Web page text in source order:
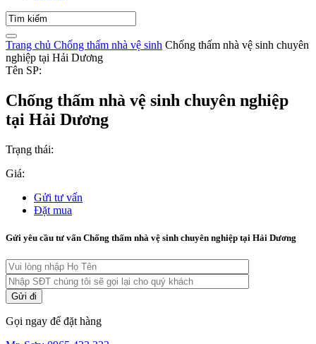
Trang chủ Chống thấm nhà vệ sinh Chống thấm nhà vệ sinh chuyên
nghiệp tại Hải Dương
Tên SP:
Chống thấm nhà vệ sinh chuyên nghiệp
tại Hải Dương
Trạng thái:
Giá:
Gửi tư vấn
Đặt mua
Gửi yêu cầu tư vấn Chống thấm nhà vệ sinh chuyên nghiệp tại Hải Dương
Gọi ngay để đặt hàng